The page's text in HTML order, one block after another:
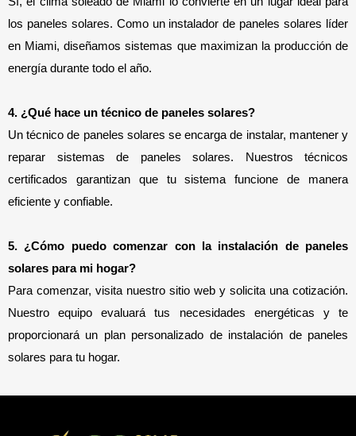
los paneles solares. Como un instalador de paneles solares líder
en Miami, diseñamos sistemas que maximizan la producción de
energía durante todo el año.
4. ¿Qué hace un técnico de paneles solares?
Un técnico de paneles solares se encarga de instalar, mantener y
reparar sistemas de paneles solares. Nuestros técnicos
certificados garantizan que tu sistema funcione de manera
eficiente y confiable.
5. ¿Cómo puedo comenzar con la instalación de paneles
solares para mi hogar?
Para comenzar, visita nuestro sitio web y solicita una cotización.
Nuestro equipo evaluará tus necesidades energéticas y te
proporcionará un plan personalizado de instalación de paneles
solares para tu hogar.